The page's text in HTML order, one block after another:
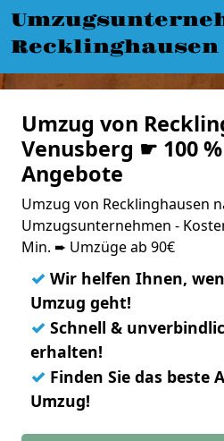
Recklinghausen
Umzug von
Venusberg ☛ 100
Angebote
Umzug von Recklinghausen
Umzugsunternehmen -
Min. ➨ Umzüge ab 90€
✓ Wir helfen Ihnen,
Umzug geht!
✓ Schnell &
erhalten!
✓ Finden Sie das beste
Umzug!